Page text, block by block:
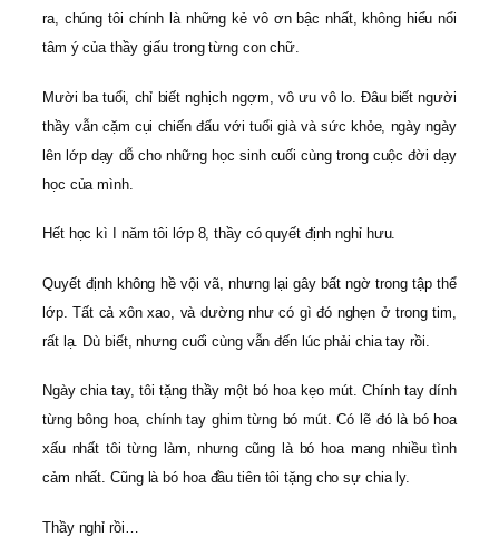
ra, chúng tôi chính là những kẻ vô ơn bậc nhất, không hiểu nổi
tâm ý của thầy giấu trong từng con chữ.
Mười ba tuổi, chỉ biết nghịch ngợm, vô ưu vô lo. Đâu biết người
thầy vẫn cặm cụi chiến đấu với tuổi già và sức khỏe, ngày ngày
lên lớp dạy dỗ cho những học sinh cuối cùng trong cuộc đời dạy
học của mình.
Hết học kì I năm tôi lớp 8, thầy có quyết định nghỉ hưu.
Quyết định không hề vội vã, nhưng lại gây bất ngờ trong tập thể
lớp. Tất cả xôn xao, và dường như có gì đó nghẹn ở trong tim,
rất lạ. Dù biết, nhưng cuối cùng vẫn đến lúc phải chia tay rồi.
Ngày chia tay, tôi tặng thầy một bó hoa kẹo mút. Chính tay dính
từng bông hoa, chính tay ghim từng bó mút. Có lẽ đó là bó hoa
xấu nhất tôi từng làm, nhưng cũng là bó hoa mang nhiều tình
cảm nhất. Cũng là bó hoa đầu tiên tôi tặng cho sự chia ly.
Thầy nghỉ rồi…